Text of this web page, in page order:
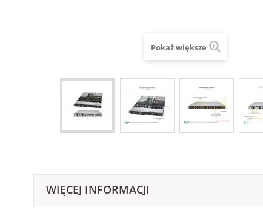
Pokaż większe
WIĘCEJ INFORMACJI